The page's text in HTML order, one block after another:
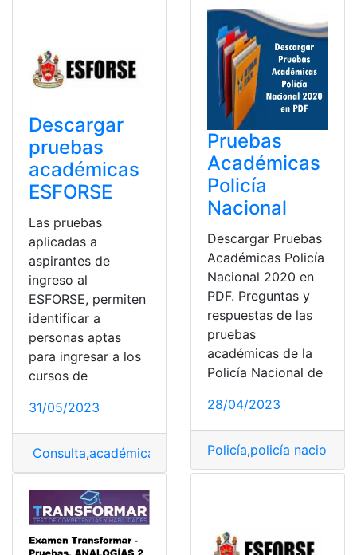
Descargar
pruebas
académicas
ESFORSE
Las pruebas
aplicadas a
aspirantes de
ingreso al
ESFORSE, permiten
identificar a
personas aptas
para ingresar a los
cursos de
31/05/2023
Consulta,académicas Descargar,ESFORCE, Pruebas
Pruebas
Académicas
Policía
Nacional
Descargar Pruebas
Académicas Policía
Nacional 2020 en
PDF. Preguntas y
respuestas de las
pruebas
académicas de la
Policía Nacional de
28/04/2023
Policía,policía nacional